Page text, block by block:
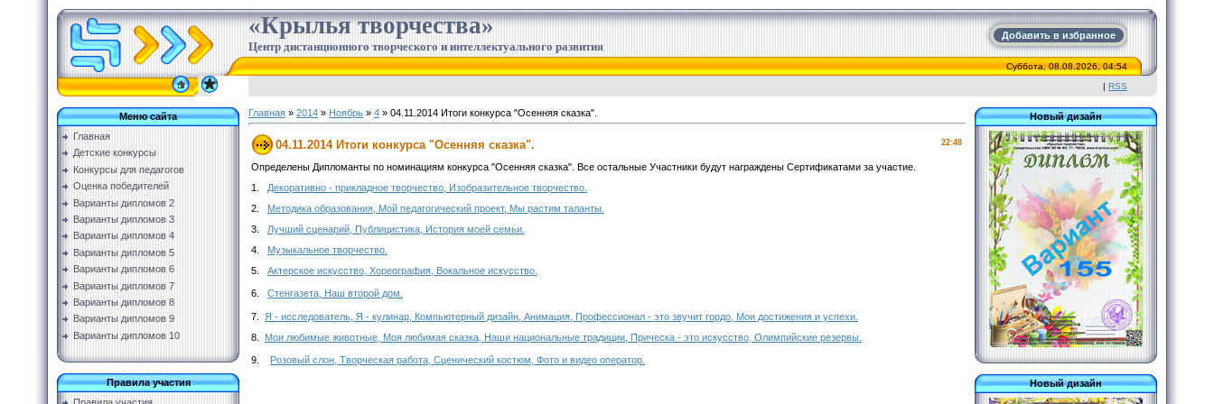
Добавить в избранное
«Крылья творчества»
Центр дистанционного творческого и интеллектуального развития
Суббота, 08.08.2026, 04:54
| RSS
Меню сайта
Главная
Детские конкурсы
Конкурсы для педагогов
Оценка победителей
Варианты дипломов 2
Варианты дипломов 3
Варианты дипломов 4
Варианты дипломов 5
Варианты дипломов 6
Варианты дипломов 7
Варианты дипломов 8
Варианты дипломов 9
Варианты дипломов 10
Правила участия
Главная » 2014 » Ноябрь » 4 » 04.11.2014 Итоги конкурса "Осенняя сказка".
22:48
04.11.2014 Итоги конкурса "Осенняя сказка".
Определены Дипломанты по номинациям конкурса "Осенняя сказка". Все остальные Участники будут награждены Сертификатами за участие.
1. Декоративно - прикладное творчество, Изобразительное творчество.
2. Методика образования, Мой педагогический проект, Мы растим таланты.
3. Лучший сценарий, Публицистика, История моей семьи.
4. Музыкальное творчество.
5. Актерское искусство, Хореография, Вокальное искусство.
6. Стенгазета, Наш второй дом.
7. Я - исследователь, Я - кулинар, Компьютерный дизайн, Анимация, Профессионал - это звучит гордо, Мои достижения и успехи.
8. Мои любимые животные, Моя любимая сказка, Наши национальные традиции, Прическа - это искусство, Олимпийские резервы.
9. Розовый слон, Творческая работа, Сценический костюм, Фото и видео оператор.
Новый дизайн
Новый дизайн